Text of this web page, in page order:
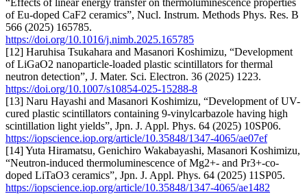
of Eu-doped CaF2 ceramics”, Nucl. Instrum. Methods Phys. Res. B
566 (2025) 165785.
https://doi.org/10.1016/j.nimb.2025.165785
[12] Haruhisa Tsukahara and Masanori Koshimizu, “Development
of LiGaO2 nanoparticle-loaded plastic scintillators for thermal
neutron detection”, J. Mater. Sci. Electron. 36 (2025) 1223.
https://doi.org/10.1007/s10854-025-15288-8
[13] Naru Hayashi and Masanori Koshimizu, “Development of UV-
cured plastic scintillators containing 9-vinylcarbazole having high
scintillation light yields”, Jpn. J. Appl. Phys. 64 (2025) 10SP06.
https://iopscience.iop.org/article/10.35848/1347-4065/ae07ef
[14] Yuta Hiramatsu, Genichiro Wakabayashi, Masanori Koshimizu,
“Neutron-induced thermoluminescence of Mg2+- and Pr3+-co-
doped LiTaO3 ceramics”, Jpn. J. Appl. Phys. 64 (2025) 11SP05.
https://iopscience.iop.org/article/10.35848/1347-4065/ae1482